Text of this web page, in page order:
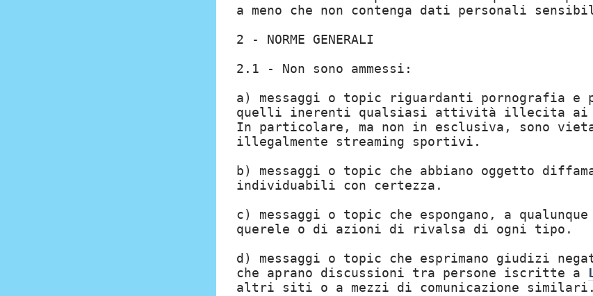
a meno che non contenga dati personali
2 - NORME GENERALI
2.1 - Non sono ammessi:
a) messaggi o topic riguardanti pornografia
quelli inerenti qualsiasi attività illecita ai
In particolare, ma non in esclusiva, sono
illegalmente streaming sportivi.
b) messaggi o topic che abbiano oggetto
individuabili con certezza.
c) messaggi o topic che espongano, a
querele o di azioni di rivalsa di ogni tipo.
d) messaggi o topic che esprimano giudizi
che aprano discussioni tra persone iscritte a
altri siti o a mezzi di comunicazione similari.